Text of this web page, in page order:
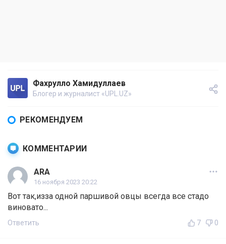
Фахрулло Хамидуллаев
Блогер и журналист «UPL.UZ»
РЕКОМЕНДУЕМ
КОММЕНТАРИИ
ARA
16 ноября 2023 20:22
Вот так,изза одной паршивой овцы всегда все стадо
виновато...
Ответить 7 0